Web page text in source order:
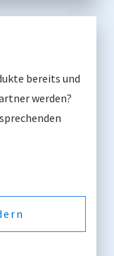
bereits und
werden?